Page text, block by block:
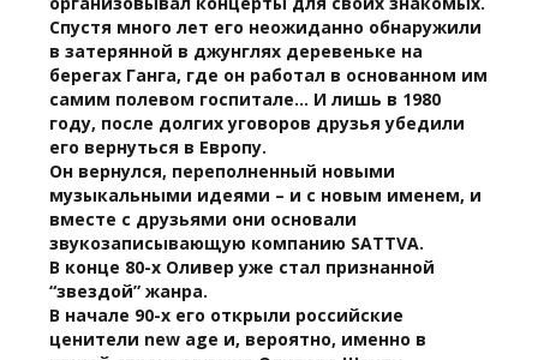
Спустя много лет его неожиданно обнаружили
в затерянной в джунглях деревеньке на
берегах Ганга, где он работал в основанном им
самим полевом госпитале... И лишь в 1980
году, после долгих уговоров друзья убедили
его вернуться в Европу.
Он вернулся, переполненный новыми
музыкальными идеями – и с новым именем, и
вместе с друзьями они основали
звукозаписывающую компанию SATTVA.
В конце 80-х Оливер уже стал признанной
“звездой” жанра.
В начале 90-х его открыли российские
ценители new age и, вероятно, именно в